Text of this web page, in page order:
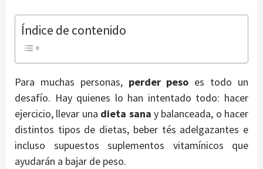
Índice de contenido
Para muchas personas, perder peso es todo un
desafío. Hay quienes lo han intentado todo: hacer
ejercicio, llevar una dieta sana y balanceada, o hacer
distintos tipos de dietas, beber tés adelgazantes e
incluso supuestos suplementos vitamínicos que
ayudarán a bajar de peso.